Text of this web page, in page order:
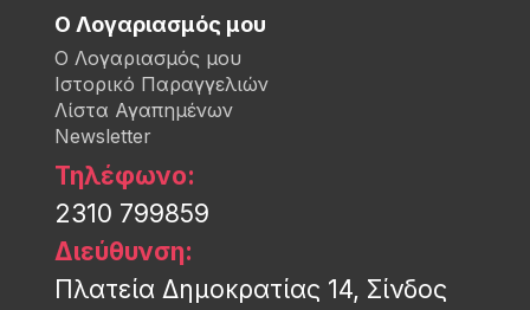
Ο Λογαριασμός μου
Ο Λογαριασμός μου
Ιστορικό Παραγγελιών
Λίστα Αγαπημένων
Newsletter
Τηλέφωνο:
2310 799859
Διεύθυνση:
Πλατεία Δημοκρατίας 14, Σίνδος